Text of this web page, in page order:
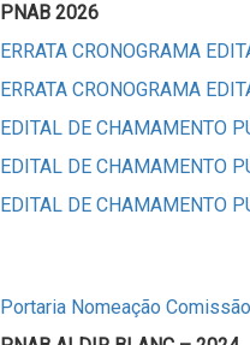
PNAB 2026
ERRATA CRONOGRAMA
ERRATA CRONOGRAMA
EDITAL DE CHAMAMENTO
EDITAL DE CHAMAMENTO
EDITAL DE CHAMAMENTO
Portaria Nomeação